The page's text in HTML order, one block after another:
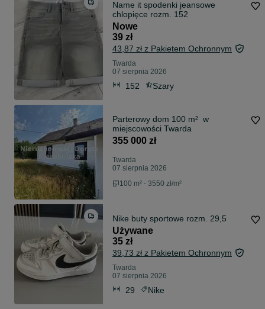
Name it spodenki jeansowe
chlopięce rozm. 152
Nowe
39 zł
43,87 zł z Pakietem Ochronnym
Twarda
07 sierpnia 2026
152 Szary
Parterowy dom 100 m² w
miejscowości Twarda
355 000 zł
Twarda
07 sierpnia 2026
100 m² - 3550 zł/m²
Nike buty sportowe rozm. 29,5
Używane
35 zł
39,73 zł z Pakietem Ochronnym
Twarda
07 sierpnia 2026
29 Nike